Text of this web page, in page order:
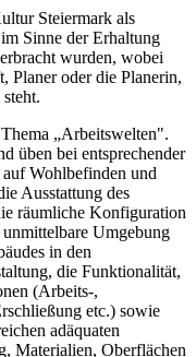
Steiermark als
Sinne der Erhaltung
wurden, wobei
Planer oder die Planerin,
„Arbeitswelten".
üben bei entsprechender
Wohlbefinden und
Ausstattung des
räumliche Konfiguration
Umgebung
in den
die Funktionalität,
(Arbeits-,
etc.) sowie
adäquaten
Materialien, Oberflächen